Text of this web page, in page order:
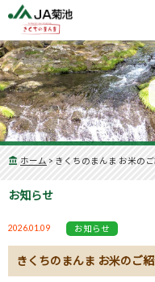
ホーム > きくちのまんま お米の
お知らせ
2026.01.09 お知らせ
きくちのまんま お米のご